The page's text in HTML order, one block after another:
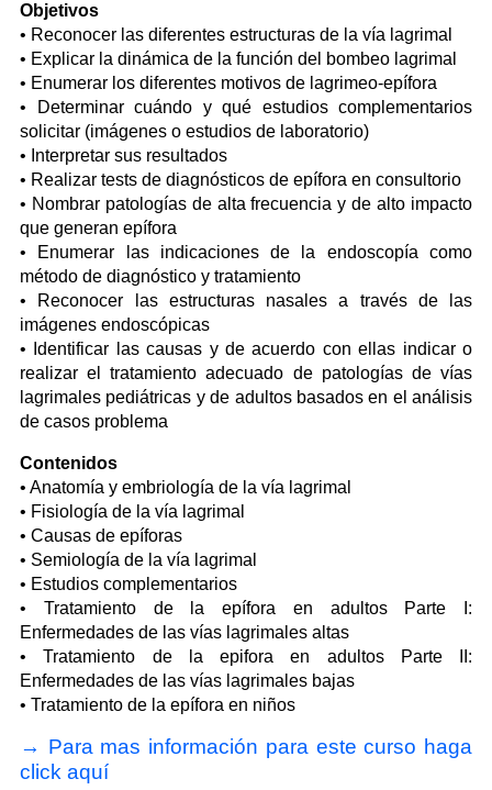
Objetivos
• Reconocer las diferentes estructuras de la vía lagrimal
• Explicar la dinámica de la función del bombeo lagrimal
• Enumerar los diferentes motivos de lagrimeo-epífora
• Determinar cuándo y qué estudios complementarios
solicitar (imágenes o estudios de laboratorio)
• Interpretar sus resultados
• Realizar tests de diagnósticos de epífora en consultorio
• Nombrar patologías de alta frecuencia y de alto impacto
que generan epífora
• Enumerar las indicaciones de la endoscopía como
método de diagnóstico y tratamiento
• Reconocer las estructuras nasales a través de las
imágenes endoscópicas
• Identificar las causas y de acuerdo con ellas indicar o
realizar el tratamiento adecuado de patologías de vías
lagrimales pediátricas y de adultos basados en el análisis
de casos problema
Contenidos
• Anatomía y embriología de la vía lagrimal
• Fisiología de la vía lagrimal
• Causas de epíforas
• Semiología de la vía lagrimal
• Estudios complementarios
• Tratamiento de la epífora en adultos Parte I:
Enfermedades de las vías lagrimales altas
• Tratamiento de la epifora en adultos Parte II:
Enfermedades de las vías lagrimales bajas
• Tratamiento de la epífora en niños
→ Para mas información para este curso haga
click aquí